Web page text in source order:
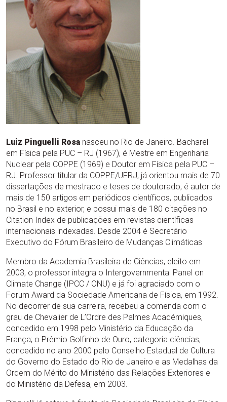
Luiz Pinguelli Rosa nasceu no Rio de Janeiro. Bacharel
em Física pela PUC – RJ (1967), é Mestre em Engenharia
Nuclear pela COPPE (1969) e Doutor em Física pela PUC –
RJ. Professor titular da COPPE/UFRJ, já orientou mais de 70
dissertações de mestrado e teses de doutorado, é autor de
mais de 150 artigos em periódicos científicos, publicados
no Brasil e no exterior, e possui mais de 180 citações no
Citation Index de publicações em revistas científicas
internacionais indexadas. Desde 2004 é Secretário
Executivo do Fórum Brasileiro de Mudanças Climáticas
Membro da Academia Brasileira de Ciências, eleito em
2003, o professor integra o Intergovernmental Panel on
Climate Change (IPCC / ONU) e já foi agraciado com o
Forum Award da Sociedade Americana de Física, em 1992.
No decorrer de sua carreira, recebeu a comenda com o
grau de Chevalier de L’Ordre des Palmes Académiques,
concedido em 1998 pelo Ministério da Educação da
França; o Prêmio Golfinho de Ouro, categoria ciências,
concedido no ano 2000 pelo Conselho Estadual de Cultura
do Governo do Estado do Rio de Janeiro e as Medalhas da
Ordem do Mérito do Ministério das Relações Exteriores e
do Ministério da Defesa, em 2003.